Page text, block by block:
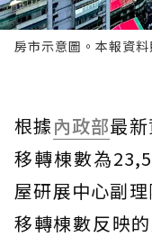
房市示意圖。本報資料
根據內政部最
移轉棟數為
屋研展中心副
移轉棟數反映